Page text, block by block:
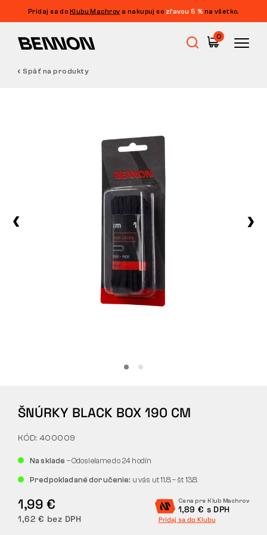
Pridaj sa do Klubu Machrov a nakupuj so zľavou 5 % na všetko.
0
Voľnočasová obuv
O NÁS
ČLÁNKY
PREDAJŇA S BISTROM
KONTAKT
Späť na produkty
ŠNÚRKY BLACK BOX 190 CM
KÓD: 400009
Na sklade – Odosielame do 24 hodín
Predpokladané doručenie: u vás ut 11.8. – št 13.8.
1,99 €
1,62 € bez DPH
Cena pre Klub Machrov
1,89 € s DPH
Pridaj sa do Klubu